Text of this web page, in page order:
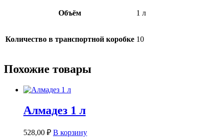
Объём 1 л
Количество в транспортной коробке 10
Похожие товары
Алмадез 1 л
528,00 ₽ В корзину